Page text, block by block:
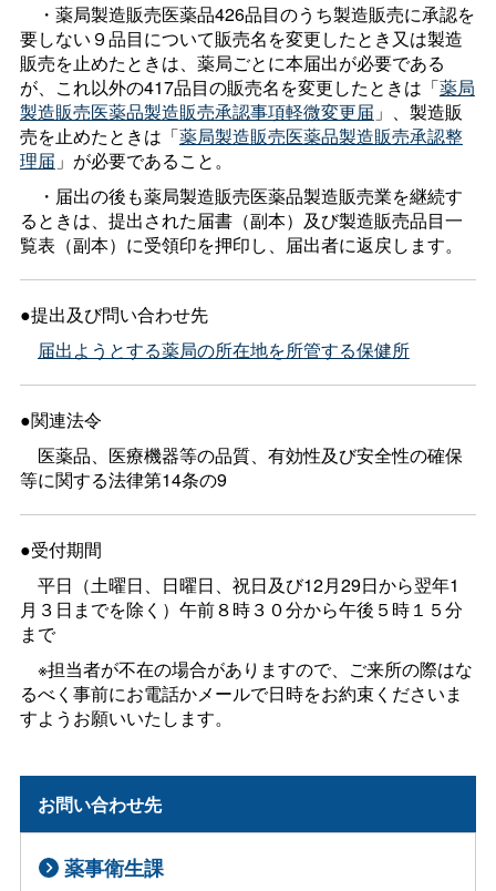
・薬局製造販売医薬品426品目のうち製造販売に承認を
要しない９品目について販売名を変更したとき又は製造
販売を止めたときは、薬局ごとに本届出が必要である
が、これ以外の417品目の販売名を変更したときは「薬局
製造販売医薬品製造販売承認事項軽微変更届 」、製造販
売を止めたときは「薬局製造販売医薬品製造販売承認整
理届 」が必要であること。
・届出の後も薬局製造販売医薬品製造販売業を継続す
るときは、提出された届書（副本）及び製造販売品目一
覧表（副本）に受領印を押印し、届出者に返戻します。
●提出及び問い合わせ先
届出ようとする薬局の所在地を所管する保健所
●関連法令
医薬品、医療機器等の品質、有効性及び安全性の確保
等に関する法律第14条の9
●受付期間
平日（土曜日、日曜日、祝日及び12月29日から翌年1
月３日までを除く）午前８時３０分から午後５時１５分
まで
※担当者が不在の場合がありますので、ご来所の際はな
るべく事前にお電話かメールで日時をお約束くださいま
すようお願いいたします。
お問い合わせ先
薬事衛生課